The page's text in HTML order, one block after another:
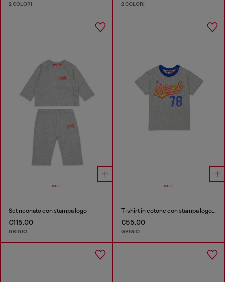
2 COLORI 2 COLORI
Set neonato con stampa logo
€115.00
GRIGIO
T-shirt in cotone con stampa logo rétro
€55.00
GRIGIO